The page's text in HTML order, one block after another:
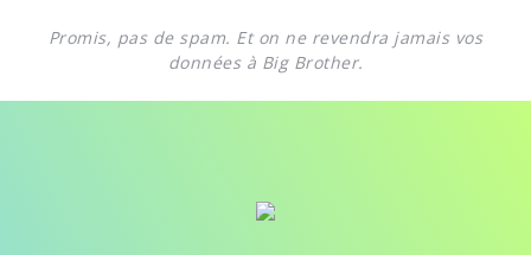
Promis, pas de spam. Et on ne revendra jamais vos
données à Big Brother.